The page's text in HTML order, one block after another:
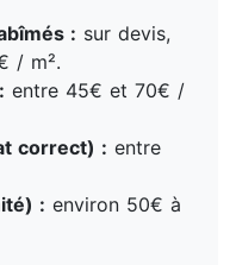
: sur devis,
/ m².
entre 45€ et 70€ /
correct) : entre
: environ 50€ à